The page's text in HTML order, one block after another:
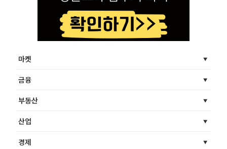
마켓
금융
부동산
산업
경제